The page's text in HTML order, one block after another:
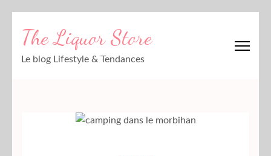
The Liquor Store
Le blog Lifestyle & Tendances